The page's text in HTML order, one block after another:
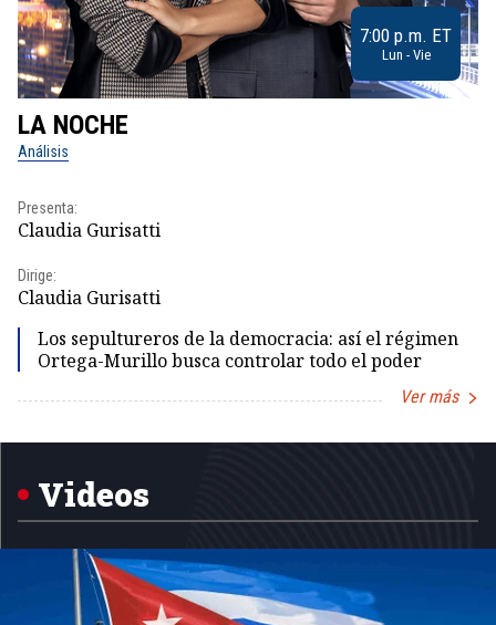
7:00 p.m. ET
Lun - Vie
LA NOCHE
Análisis
Presenta:
Claudia Gurisatti
Dirige:
Claudia Gurisatti
Los sepultureros de la democracia: así el régimen
Ortega-Murillo busca controlar todo el poder
Ver más
1
Videos